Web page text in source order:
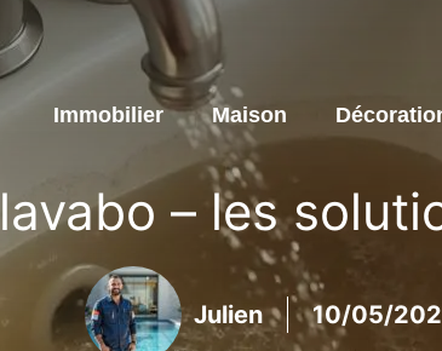
Immobilier
Maison
– les
Julien 10/05/